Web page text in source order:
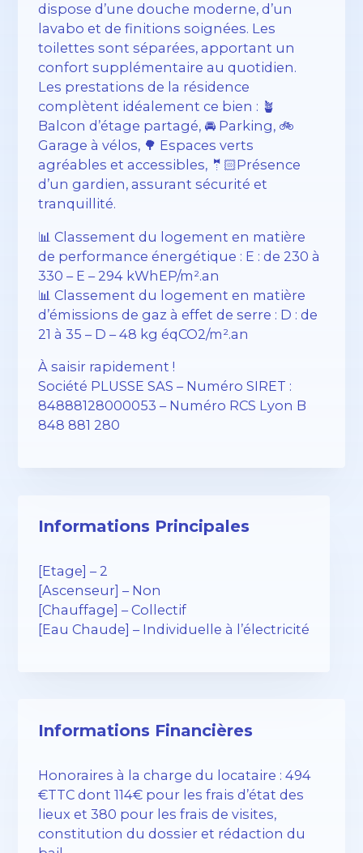
dispose d’une douche moderne, d’un
lavabo et de finitions soignées. Les
toilettes sont séparées, apportant un
confort supplémentaire au quotidien.
Les prestations de la résidence
complètent idéalement ce bien : 🪴
Balcon d’étage partagé, 🚘 Parking, 🚲
Garage à vélos, 🌳 Espaces verts
agréables et accessibles, 🤵🏻Présence
d’un gardien, assurant sécurité et
tranquillité.
📊 Classement du logement en matière
de performance énergétique : E : de 230 à
330 – E – 294 kWhEP/m².an
📊 Classement du logement en matière
d’émissions de gaz à effet de serre : D : de
21 à 35 – D – 48 kg éqCO2/m².an
À saisir rapidement !
Société PLUSSE SAS – ​​Numéro SIRET :
84888128000053 – Numéro RCS Lyon B
848 881 280
Informations Principales
[Etage] – 2
[Ascenseur] – Non
[Chauffage] – Collectif
[Eau Chaude] – Individuelle à l’électricité
Informations Financières
Honoraires à la charge du locataire : 494
€TTC dont 114€ pour les frais d’état des
lieux et 380 pour les frais de visites,
constitution du dossier et rédaction du